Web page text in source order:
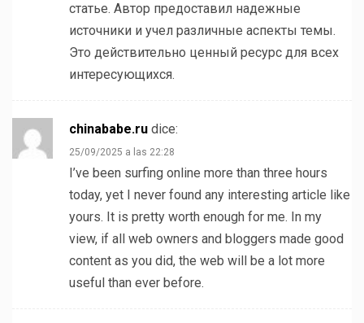
статье. Автор предоставил надежные
источники и учел различные аспекты темы.
Это действительно ценный ресурс для всех
интересующихся.
chinababe.ru dice:
25/09/2025 a las 22:28
I’ve been surfing online more than three hours
today, yet I never found any interesting article like
yours. It is pretty worth enough for me. In my
view, if all web owners and bloggers made good
content as you did, the web will be a lot more
useful than ever before.